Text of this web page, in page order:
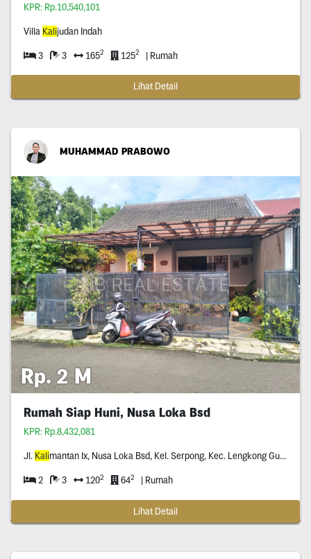
KPR: Rp.10,540,101
Villa Kalijudan Indah
3 3 1652 1252 | Rumah
Lihat Detail
MUHAMMAD PRABOWO
Rp. 2 M
Rumah Siap Huni, Nusa Loka Bsd
KPR: Rp.8,432,081
Jl. Kalimantan Ix, Nusa Loka Bsd, Kel. Serpong, Kec. Lengkong Gudang, Tangerang Selatan, Banten
2 3 1202 642 | Rumah
Lihat Detail